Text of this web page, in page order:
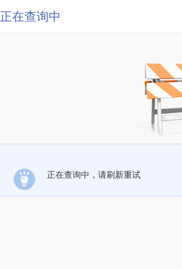
正在查询中
正在查询中，请刷新重试